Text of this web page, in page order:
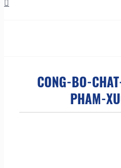
CONG-BO-
PHAM-